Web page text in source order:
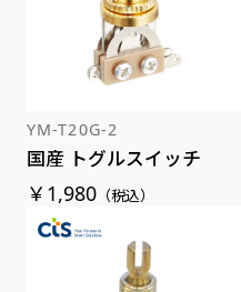
YM-T20G-2
国産 トグルスイッチ
￥1,980（税込）